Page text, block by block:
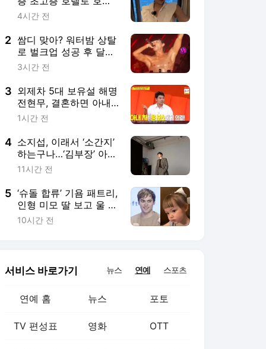
스‥80억 CEO답네
4시간 전
2 쌈디 맞아? 워터밤 상탈
로 벌크업 성공 후 달라
진 비주얼
3시간 전
3 외제차 5대 보유설 해명
전현무, 결혼하면 아내
도 수입차 사 줄 생각(사
1시간 전
4 소지섭, 이래서 ‘소간지’
하는구나…‘김부장’ 아닌
전직 모델의 슈트 소화
11시간 전
5 ‘슈돌 합류’ 기욤 패트리,
인형 미모 딸 보고 울 수
밖에…“점점 더 예뻐지
10시간 전
서비스 바로가기 뉴스 연예 스포츠
연예 홈 뉴스 포토
TV 편성표 영화 OTT